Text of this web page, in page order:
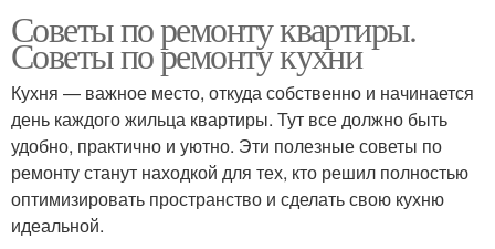
Советы по ремонту квартиры.
Советы по ремонту кухни
Кухня — важное место, откуда собственно и начинается
день каждого жильца квартиры. Тут все должно быть
удобно, практично и уютно. Эти полезные советы по
ремонту станут находкой для тех, кто решил полностью
оптимизировать пространство и сделать свою кухню
идеальной.